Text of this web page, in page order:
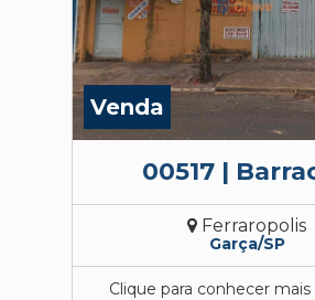
Venda
00517 |
Ferraropolis
Garça/SP
Clique para conhecer mais